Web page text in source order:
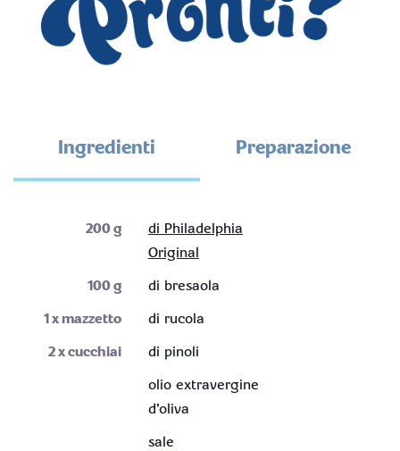
Ingredienti Preparazione
200g
di Philadelphia
Original
100g
di bresaola
1x mazzetto
di rucola
2x cucchiai
di pinoli
olio extravergine
d'oliva
sale